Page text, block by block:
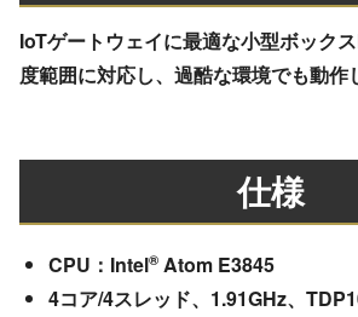
IoTゲートウェイに最適な小型ボック
度範囲に対応し、過酷な環境でも動作
仕様
CPU：Intel®Atom E3845
4コア/4スレッド、1.91GHz、